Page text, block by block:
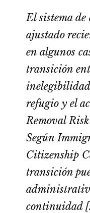
El sistema
ajustado
en algunos
transición
refugio y el
Removal
Según
Citizenship
transición
continuidad